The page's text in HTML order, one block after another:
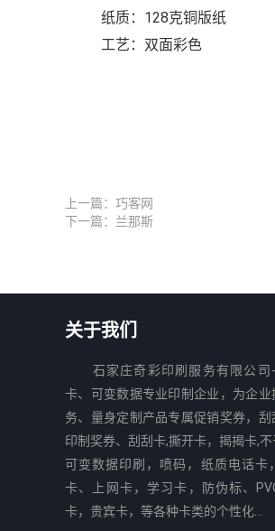
纸质：128克铜版纸
工艺：双面彩色
上一篇： 巧客网
下一篇： 兰那斯
关于我们
石家庄奇彩印刷服务有限公司
卡、可变数据专业印制企业，为企业
务、量身定制产品专属促销奖券，刮
印制奖券、刮刮卡,撕开卡，揭揭卡,不
可变数据印刷，喷码，纸质电话卡
卡、上网卡，学习卡，防伪标、
卡，贵宾卡，等各种卡类的个性化...